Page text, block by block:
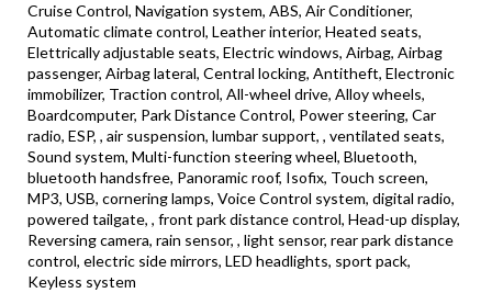
Cruise Control, Navigation system, ABS, Air Conditioner,
Automatic climate control, Leather interior, Heated seats,
Elettrically adjustable seats, Electric windows, Airbag, Airbag
passenger, Airbag lateral, Central locking, Antitheft, Electronic
immobilizer, Traction control, All-wheel drive, Alloy wheels,
Boardcomputer, Park Distance Control, Power steering, Car
radio, ESP, , air suspension, lumbar support, , ventilated seats,
Sound system, Multi-function steering wheel, Bluetooth,
bluetooth handsfree, Panoramic roof, Isofix, Touch screen,
MP3, USB, cornering lamps, Voice Control system, digital radio,
powered tailgate, , front park distance control, Head-up display,
Reversing camera, rain sensor, , light sensor, rear park distance
control, electric side mirrors, LED headlights, sport pack,
Keyless system